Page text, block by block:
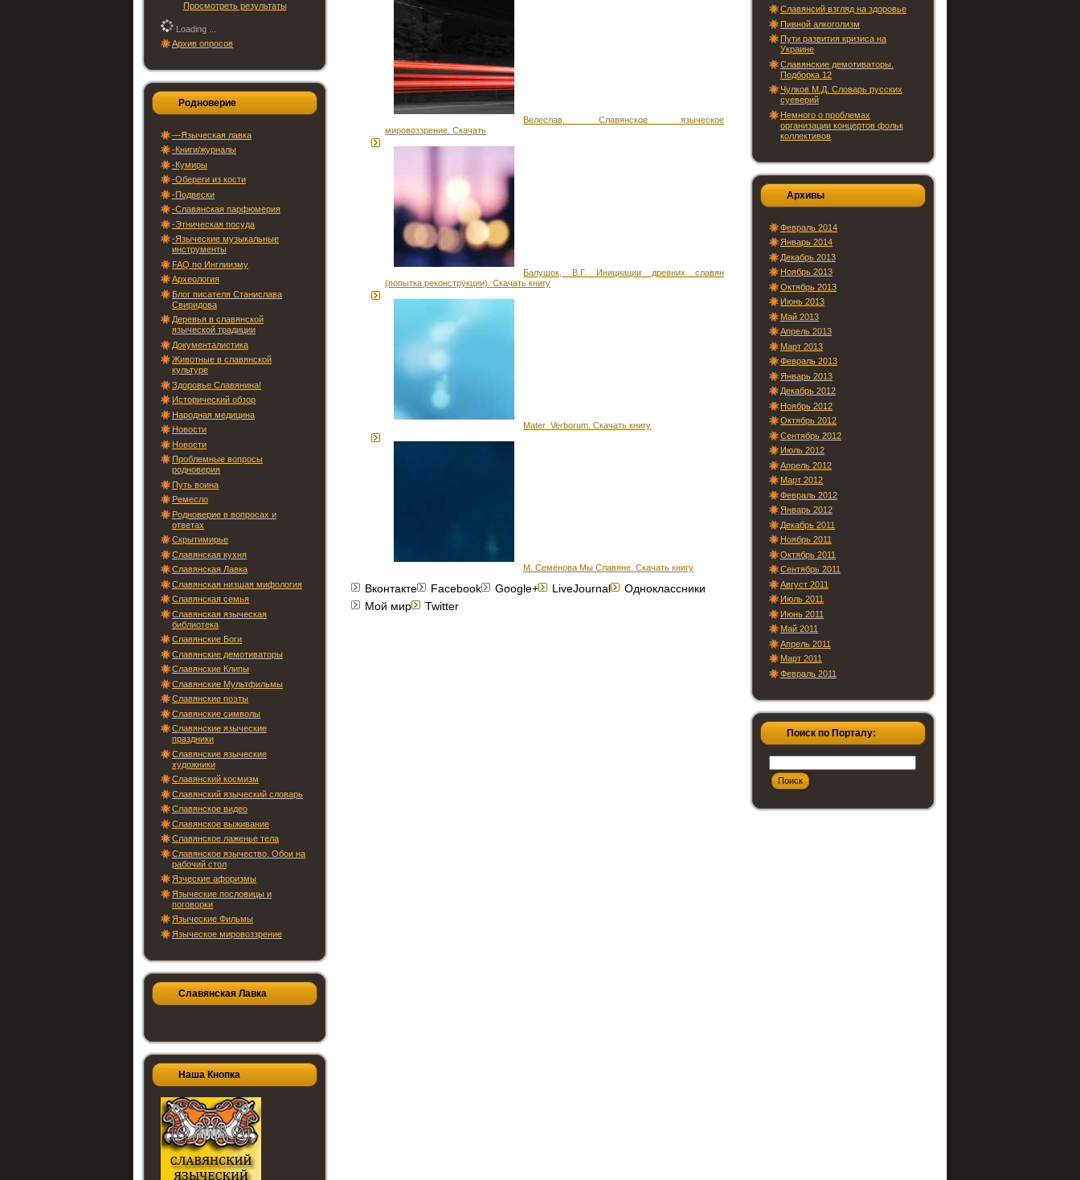
Просмотреть результаты
Loading ...
Архив опросов
Родноверие
—Языческая лавка
-Книги/журналы
-Кумиры
-Обереги из кости
-Подвески
-Славянская парфюмерия
-Этническая посуда
-Языческие музыкальные
инструменты
FAQ по Инглиизму
Археология
Блог писателя Станислава
Свиридова
Деревья в славянской
языческой традиции
Документалистика
Животные в славянской
культуре
Здоровье Славянина!
Исторический обзор
Народная медицина
Новости
Новости
Проблемные вопросы
родноверия
Путь воина
Ремесло
Родноверие в вопросах и
ответах
Скрытимирье
Славянская кухня
Славянская Лавка
Славянская низшая мифология
Славянская семья
Славянская языческая
библиотека
Славянские Боги
Славянские демотиваторы
Славянские Клипы
Славянские Мультфильмы
Славянские поэты
Славянские символы
Славянские языческие
праздники
Славянские языческие
художники
Славянский космизм
Славянский языческий словарь
Славянское видео
Славянское выживание
Славянское лаженье тела
Славянское язычество. Обои на
рабочий стол
Язческие афоризмы
Языческие пословицы и
поговорки
Языческие Фильмы
Языческое мировоззрение
Славянская Лавка
Наша Кнопка
Велеслав. Славянское языческое
мировоззрение. Скачать
Балушок, В.Г. Инициации древних славян
(попытка реконструкции). Скачать книгу
Mater_Verborum. Скачать книгу
М. Семёнова Мы Славяне. Скачать книгу
Вконтакте Facebook Google+ LiveJournal
Одноклассники
Мой мир
Twitter
Славянсий взгляд на здоровье
Пивной алкоголизм
Пути развития кризиса на
Украине
Славянские демотиваторы.
Подборка 12
Чулков М.Д. Словарь русских
суеверий
Немного о проблемах
организации концертов фольк
коллективов
Архивы
Февраль 2014
Январь 2014
Декабрь 2013
Ноябрь 2013
Октябрь 2013
Июнь 2013
Май 2013
Апрель 2013
Март 2013
Февраль 2013
Январь 2013
Декабрь 2012
Ноябрь 2012
Октябрь 2012
Сентябрь 2012
Июль 2012
Апрель 2012
Март 2012
Февраль 2012
Январь 2012
Декабрь 2011
Ноябрь 2011
Октябрь 2011
Сентябрь 2011
Август 2011
Июль 2011
Июнь 2011
Май 2011
Апрель 2011
Март 2011
Февраль 2011
Поиск по Порталу: